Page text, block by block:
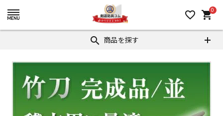
favorite_border 0
shopping_cart
search 商品を探す